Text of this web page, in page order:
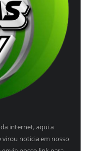
internet, aqui a
virou noticia em nosso